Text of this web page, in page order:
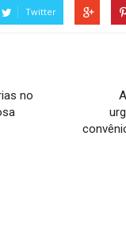
Twitter
no